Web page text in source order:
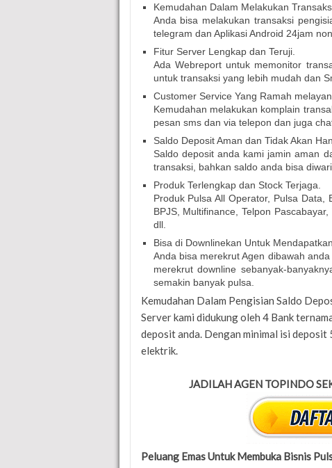
Kemudahan Dalam Melakukan
Anda bisa melakukan transaksi
telegram dan Aplikasi Android 24jam
Fitur Server Lengkap dan Teruji.
Ada Webreport untuk memonitor
untuk transaksi yang lebih mudah dan
Customer Service Yang Ramah
Kemudahan melakukan komplain
pesan sms dan via telepon dan juga
Saldo Deposit Aman dan Tidak Akan
Saldo deposit anda kami jamin aman
transaksi, bahkan saldo anda bisa
Produk Terlengkap dan Stock Terjaga.
Produk Pulsa All Operator, Pulsa Data,
BPJS, Multifinance, Telpon
dll.
Bisa di Downlinekan Untuk
Anda bisa merekrut Agen dibawah
merekrut downline sebanyak-
semakin banyak pulsa.
Kemudahan Dalam Pengisian Saldo
Server kami didukung oleh 4 Bank
deposit anda. Dengan minimal isi deposit
elektrik.
JADILAH AGEN TOPINDO
Peluang Emas Untuk Membuka Bisnis